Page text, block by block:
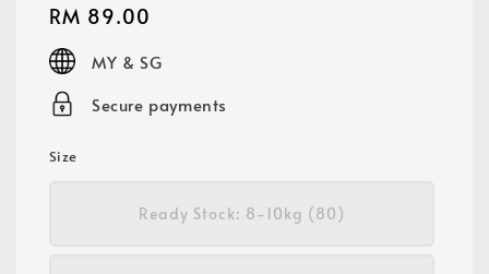
Regular
price
RM 89.00
MY & SG
Secure payments
Size
Ready Stock: 8-10kg (80)